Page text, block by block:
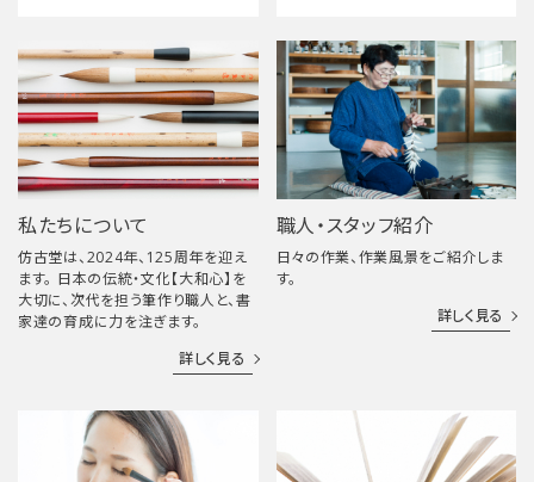
私たちについて
仿古堂は、2024年、125周年を迎え
ます。 日本の伝統・文化【大和心】を
大切に、次代を担う筆作り職人と、書
家達の育成に力を注ぎます。
詳しく見る
職人・スタッフ紹介
日々の作業、作業風景をご紹介しま
す。
詳しく見る